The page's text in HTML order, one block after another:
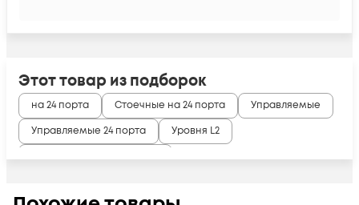
Этот товар из подборок
на 24 порта Стоечные на 24 порта
Управляемые
Управляемые 24 порта
Уровня L2
Cisco catalyst 2960, 2960-S